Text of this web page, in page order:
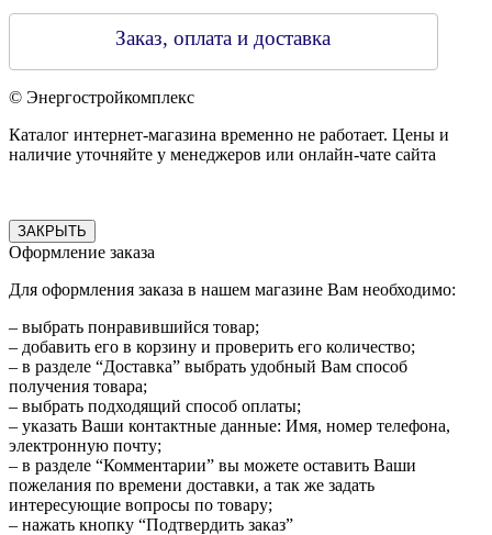
Заказ, оплата и доставка
© Энергостройкомплекс
Каталог интернет-магазина временно не работает. Цены и
наличие уточняйте у менеджеров или онлайн-чате сайта
ЗАКРЫТЬ
Оформление заказа
Для оформления заказа в нашем магазине Вам необходимо:
– выбрать понравившийся товар;
– добавить его в корзину и проверить его количество;
– в разделе “Доставка” выбрать удобный Вам способ
получения товара;
– выбрать подходящий способ оплаты;
– указать Ваши контактные данные: Имя, номер телефона,
электронную почту;
– в разделе “Комментарии” вы можете оставить Ваши
пожелания по времени доставки, а так же задать
интересующие вопросы по товару;
– нажать кнопку “Подтвердить заказ”